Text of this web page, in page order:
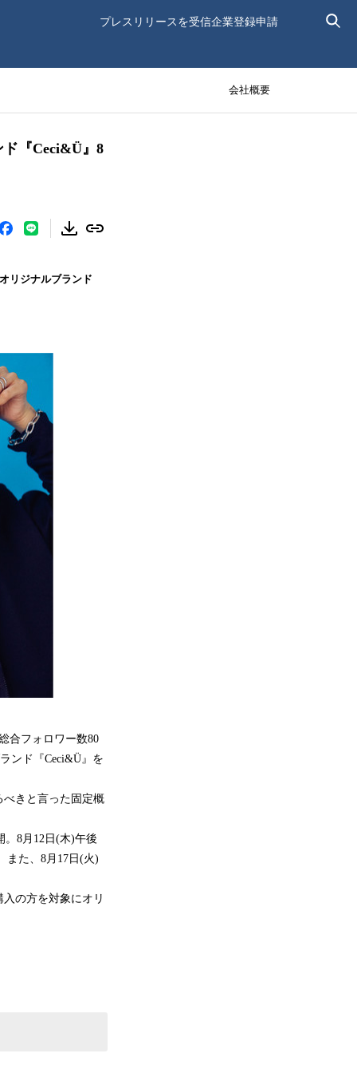
プレスリリースを受信企業登録申請
会社概要
『Ceci&Ü』8
リジナルブランド
合フォロワー数80
ンド『Ceci&Ü』を
きと言った固定概
8月12日(木)午後
また、8月17日(火)
の方を対象にオリ